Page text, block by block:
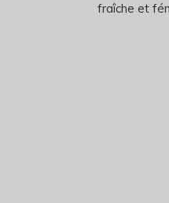
fraîche et